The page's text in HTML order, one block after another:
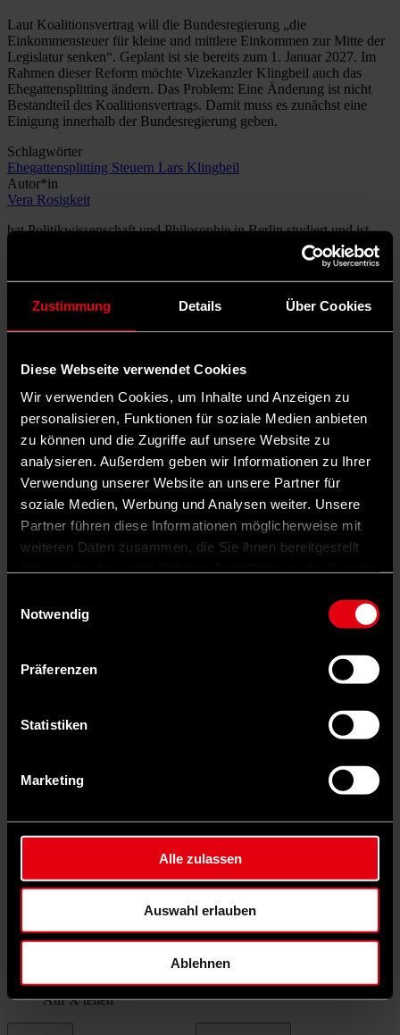
Zustimmung Details Über Cookies
Diese Webseite verwendet Cookies
Wir verwenden Cookies, um Inhalte und Anzeigen zu
personalisieren, Funktionen für soziale Medien anbieten
zu können und die Zugriffe auf unsere Website zu
analysieren. Außerdem geben wir Informationen zu Ihrer
Verwendung unserer Website an unsere Partner für
soziale Medien, Werbung und Analysen weiter. Unsere
Partner führen diese Informationen möglicherweise mit
weiteren Daten zusammen, die Sie ihnen bereitgestellt
Notwendig
Präferenzen
Statistiken
Marketing
Alle zulassen
Auswahl erlauben
Ablehnen
Laut Koalitionsvertrag will die Bundesregierung „die
Einkommensteuer für kleine und mittlere Einkommen zur Mitte der
Legislatur senken“. Geplant ist sie bereits zum 1. Januar 2027. Im
Rahmen dieser Reform möchte Vizekanzler Klingbeil auch das
Ehegattensplitting ändern. Das Problem: Eine Änderung ist nicht
Bestandteil des Koalitionsvertrags. Damit muss es zunächst eine
Einigung innerhalb der Bundesregierung geben.
Schlagwörter
Ehegattensplitting Steuern Lars Klingbeil
Autor*in
Vera Rosigkeit
hat Politikwissenschaft und Philosophie in Berlin studiert und ist
Auf X teilen